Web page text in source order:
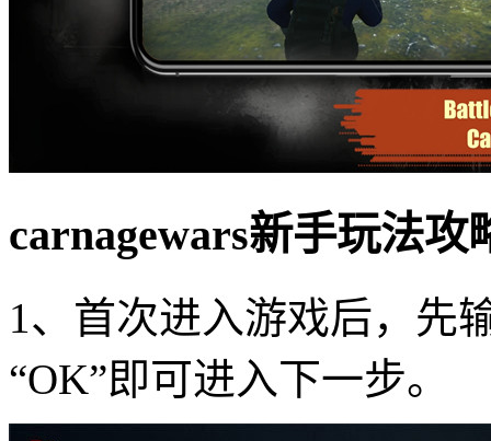
carnagewars新手玩法攻
1、首次进入游戏后，先
“OK”即可进入下一步。